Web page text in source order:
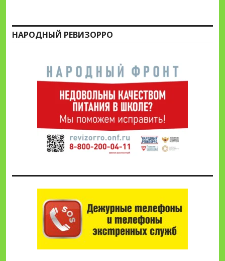
НАРОДНЫЙ РЕВИЗОРРО